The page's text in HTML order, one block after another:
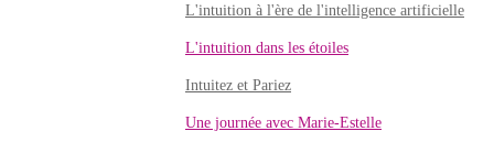
L'intuition à l'ère de l'intelligence artificielle
L'intuition dans les étoiles
Intuitez et Pariez
Une journée avec Marie-Estelle